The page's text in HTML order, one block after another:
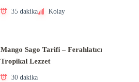
35 dakika Kolay
Mango Sago Tarifi – Ferahlatıcı
Tropikal Lezzet
30 dakika